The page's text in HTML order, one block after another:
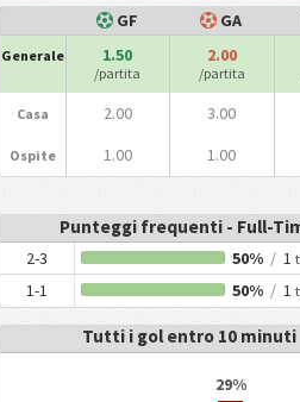
GF GA
Generale 1.50
/partita
2.00
/partita
Casa 2.00 3.00
Ospite 1.00 1.00
Punteggi frequenti - Full-
2-3 50% /1
1-1 50% /1
Tutti i gol entro 10 minuti
29%